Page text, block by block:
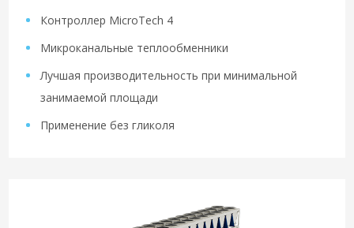
Контроллер MicroTech 4
Микроканальные теплообменники
Лучшая производительность при минимальной
занимаемой площади
Применение без гликоля